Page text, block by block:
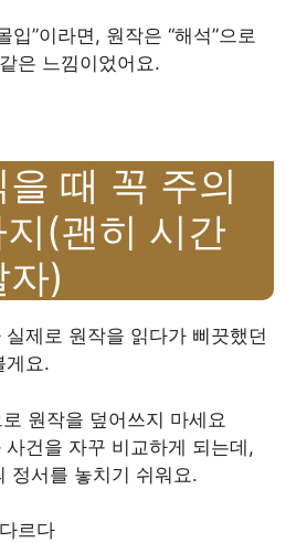
입”이라면, 원작은 “해석”으로
은 느낌이었어요.
때 꼭 주의
(괜히 시간
자)
제로 원작을 읽다가 삐끗했던
게요.
원작을 덮어쓰지 마세요
건을 자꾸 비교하게 되는데,
정서를 놓치기 쉬워요.
르다